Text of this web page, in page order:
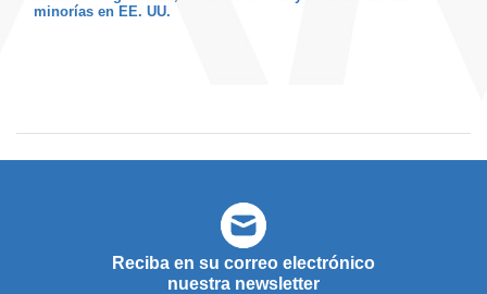
minorías en EE. UU.
Reciba en su correo electrónico
nuestra newsletter